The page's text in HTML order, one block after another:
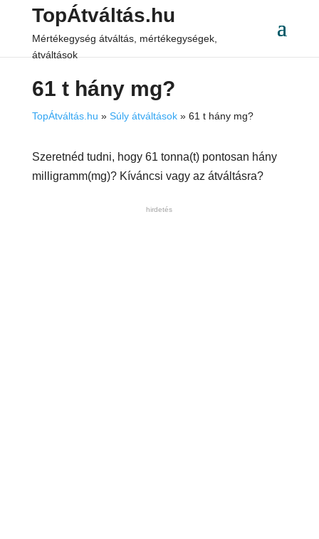
TopÁtváltás.hu
Mértékegység átváltás, mértékegységek,
átváltások
61 t hány mg?
TopÁtváltás.hu » Súly átváltások» 61 t hány mg?
Szeretnéd tudni, hogy 61 tonna(t) pontosan hány
milligramm(mg)? Kíváncsi vagy az átváltásra?
hirdetés